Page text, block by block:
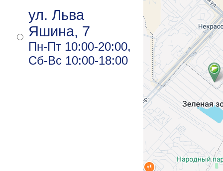
ул. Льва
Яшина, 7
Пн-Пт 10:00-20:00,
Сб-Вс 10:00-18:00